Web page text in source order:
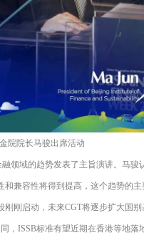
院院长马骏出席活动
领域的趋势发表了主旨演讲。马骏
兼容性将得到提高，这个趋势的
刚刚启动，未来CGT将逐步扩大国
， ISSB标准有望近期在香港等地落